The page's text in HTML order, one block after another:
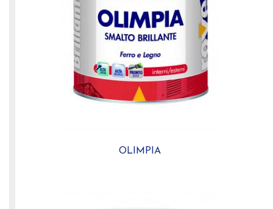
OLIMPIA